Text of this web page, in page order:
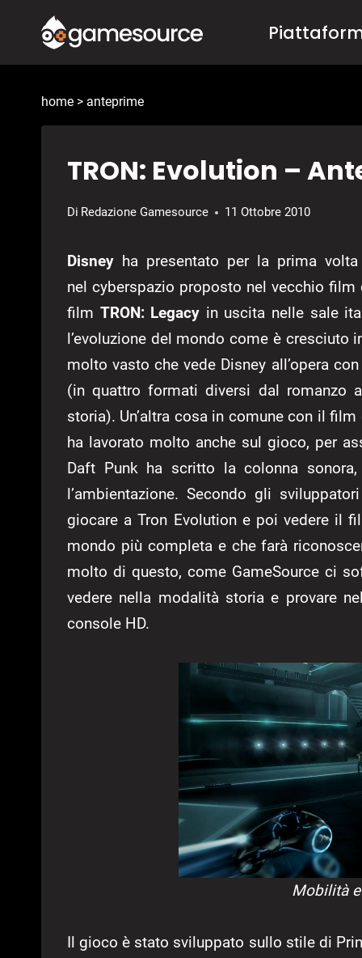
contenuto
home > anteprime
TRON: Evolution –
Di Redazione Gamesource 11 Ottobre 2010
Disney ha presentato per la prima
nel cyberspazio proposto nel vecchio
film TRON: Legacy in uscita nelle sale
l’evoluzione del mondo come è
molto vasto che vede Disney all’opera
(in quattro formati diversi dal romanzo
storia). Un’altra cosa in comune con il
ha lavorato molto anche sul gioco, per
Daft Punk ha scritto la colonna
l’ambientazione. Secondo gli
giocare a Tron Evolution e poi vedere il
mondo più completa e che farà
molto di questo, come GameSource ci
vedere nella modalità storia e provare
console HD.
Mobilità
Il gioco è stato sviluppato sullo stile di